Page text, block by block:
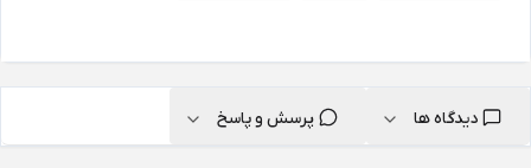
دیدگاه ها پرسش و پاسخ